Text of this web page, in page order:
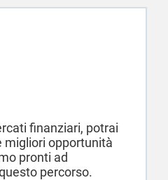
finanziari, potrai
migliori opportunità
pronti ad
percorso.